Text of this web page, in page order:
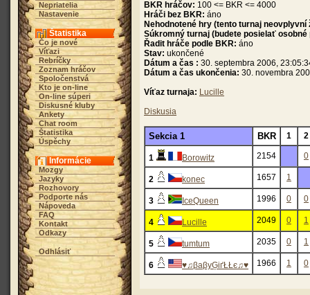
Nepriatelia
Nastavenie
Štatistika
Čo je nové
Víťazi
Rebríčky
Zoznam hráčov
Spoločenstvá
Kto je on-line
On-line súperi
Diskusné kluby
Ankety
Chat room
Štatistika
Úspěchy
Informácie
Mozgy
Jazyky
Rozhovory
Podporte nás
Nápoveda
FAQ
Kontakt
Odkazy
Odhlásiť
BKR hráčov: 100 <= BKR <= 4000
Hráči bez BKR: áno
Nehodnotené hry (tento turnaj neovplyvní
Súkromný turnaj (budete posielať osobné
Řadit hráče podle BKR: áno
Stav: ukončené
Dátum a čas : 30. septembra 2006,
Dátum a čas ukončenia: 30. novembra
Víťaz turnaja: Lucille
Diskusia
Sekcia 1 BKR 1 2
1 Borowitz 2154 0
2 konec 1657 1
3 IceQueen 1996 0 0
4 Lucille 2049 0 1
5 tumtum 2035 0 1
6 ♥♫βaβyĢіґŁŁє♫♥ 1966 1 0